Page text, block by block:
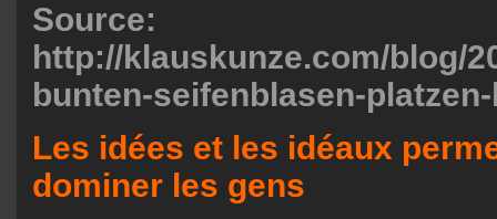
Source:
http://klauskunze.com/blog/
bunten-seifenblasen-
Les idées et les idéaux
dominer les gens